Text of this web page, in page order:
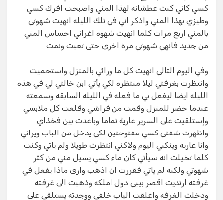
كسي كاني كنت عطشانه لهذا المني واصبحت افرك كسي
وطيزي بهذا المني واذكر اني في تلك الليله انهيت شهوتي
بالمني اربع مرات كلما انهيت شهوه اغراني احساس المني
من جديد فانهي شهوتي مرة اخرى حتى تعبت ونمت
وفي اليوم التالي انهيت كل ما ورائي بالمنزل واستحميت
وانتظرت بغرفتي ليلا منتظره لكي يأتي ابن خالتي لي في هذه
الليله ايضا ليفعل بي ما فعله في الليله السابقه وسمعته
عندما حضر للمنزل وقمت من فراشي وقلعت كل ملابسي
وإستلقيت على السرير عارية تماما وباعدت بين فخذاي
واظهرت شفتي كسي مفتوحتين لكي يدخل من الباب ويراني
وانا عاريه وينكني اليوم ولاكني انتظرت طويلا ولم ياتي وكنت
كلما تخيلت انه سيأتي كان ماء كسي يسيل مني من كثر
شهوتي ولكنه لم ياتي فقررت ان اذهب وارى ماذا يفعل في
غرفته ارتديت اقصر بيبي دول املكه وذهبت الى غرفته
ودخلت الغرفه واغلقت الباب خلفي ووجدته يستلقي على